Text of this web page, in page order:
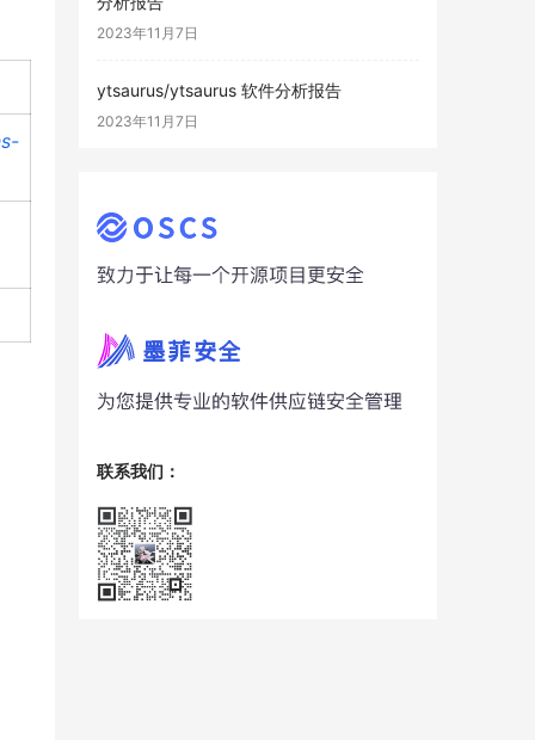
2023年11月7日
ytsaurus/ytsaurus 软件分析报告
2023年11月7日
联系我们：